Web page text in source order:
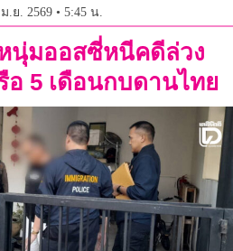
ม.ย. 2569 • 5:45 น.
นุ่มออสซี่หนีคดีล่วง
อ 5 เดือนกบดานไทย